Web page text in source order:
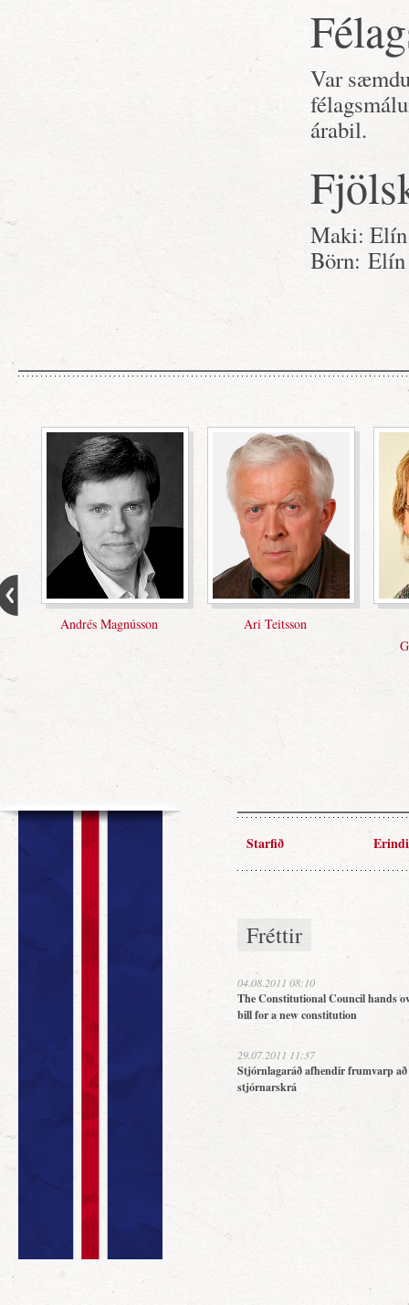
Var
árabil.
Maki: Elín
Börn: Elín
Arnfríður
Ástrós Gunnlaugsdóttir
Starfið Erindi
Fréttir
04.08.2011 08:10
The Constitutional Council hands
bill for a new constitution
29.07.2011 11:37
Stjórnlagaráð afhendir frumvarp
stjórnarskrá